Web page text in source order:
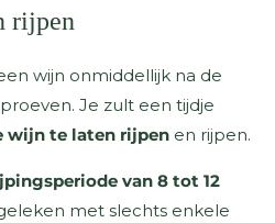
rijpen
​​wijn onmiddellijk na de
Je zult een tijdje
wijn te laten rijpen en rijpen.
van 8 tot 12
met slechts enkele